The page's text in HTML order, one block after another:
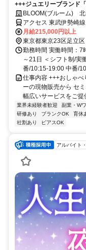
+++ジュエリーブランド
好きを仕事に、未経験か
BLOOM(ブルーム)
アクセス 東武伊勢崎
分、ＪＲ常磐線 北千
口徒歩約1分 各線北千
月給215,000円以上
東京都東京23区足立区
勤務時間 実働時間：7
～21日 ＜シフト制/実
番/10:15-19:00 中番/
仕事内容 +++おしゃべ
ーの現物販売から セ
幅広いサービスをご
業界未経験者歓迎 副業・W
研修あり
ブランクOK 育休
社割あり
ピアスOK
アルバイト